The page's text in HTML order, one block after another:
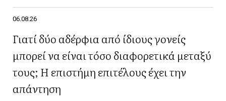
06.08.26
Γιατί δύο αδέρφια από ίδιους γονείς
μπορεί να είναι τόσο διαφορετικά μεταξύ
τους; Η επιστήμη επιτέλους έχει την
απάντηση